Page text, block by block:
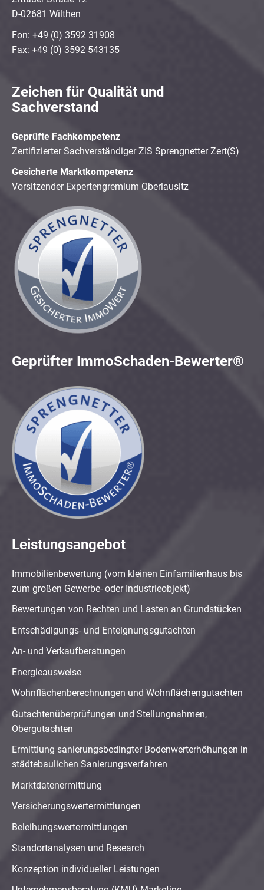
D-02681 Wilthen
Fon: +49 (0) 3592 31908
Fax: +49 (0) 3592 543135
Zeichen für Qualität und
Sachverstand
Geprüfte Fachkompetenz
Zertifizierter Sachverständiger ZIS Sprengnetter Zert(S)
Gesicherte Marktkompetenz
Vorsitzender Expertengremium Oberlausitz
Geprüfter ImmoSchaden-Bewerter®
Leistungsangebot
Immobilienbewertung (vom kleinen Einfamilienhaus bis
zum großen Gewerbe- oder Industrieobjekt)
Bewertungen von Rechten und Lasten an Grundstücken
Entschädigungs- und Enteignungsgutachten
An- und Verkaufberatungen
Energieausweise
Wohnflächenberechnungen und Wohnflächengutachten
Gutachtenüberprüfungen und Stellungnahmen,
Obergutachten
Ermittlung sanierungsbedingter Bodenwerterhöhungen in
städtebaulichen Sanierungsverfahren
Marktdatenermittlung
Versicherungswertermittlungen
Beleihungswertermittlungen
Standortanalysen und Research
Konzeption individueller Leistungen